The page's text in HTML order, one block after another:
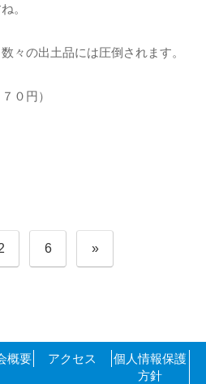
。
々の出土品には圧倒されます。
０円）
投
の
送
り
6 »
概要 アクセス
個人情報保護
方針